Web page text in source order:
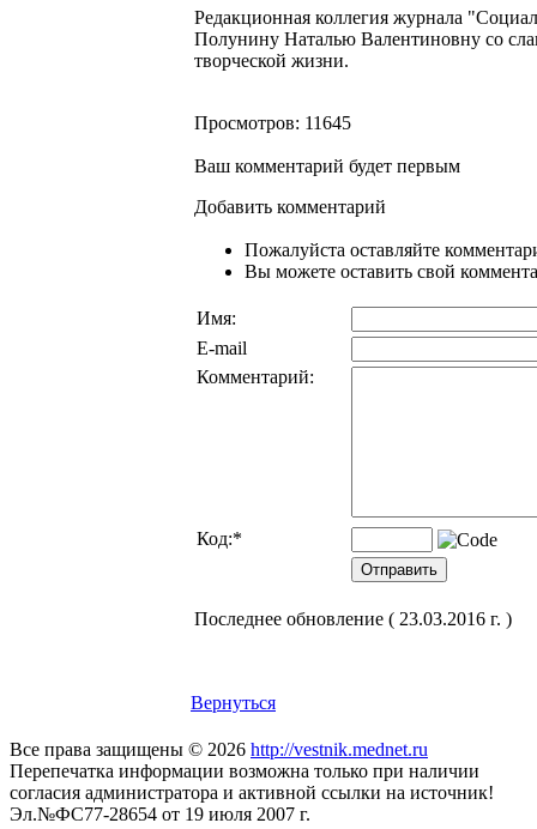
Редакционная коллегия журнала
Полунину Наталью Валентиновну со
творческой жизни.
Просмотров: 11645
Ваш комментарий будет первым
Добавить комментарий
Пожалуйста оставляйте
Вы можете оставить свой
Имя:
E-mail
Комментарий:
Код:*
Последнее обновление ( 23.03.2016 г. )
Вернуться
Все права защищены © 2026 http://vestnik.mednet.ru
Перепечатка информации возможна только при наличии
согласия администратора и активной ссылки на источник!
Эл.№ФС77-28654 от 19 июля 2007 г.